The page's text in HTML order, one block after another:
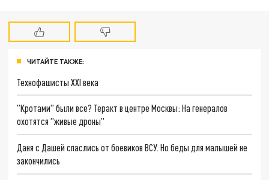
ЧИТАЙТЕ ТАКЖЕ:
Технофашисты XXI века
"Кротами" были все? Теракт в центре Москвы: На генералов
охотятся "живые дроны"
Даня с Дашей спаслись от боевиков ВСУ. Но беды для малышей не
закончились